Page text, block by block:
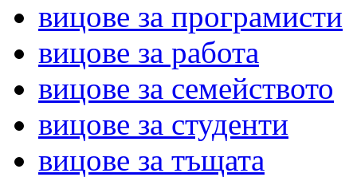
вицове за програмисти
вицове за работа
вицове за семейството
вицове за студенти
вицове за тъщата